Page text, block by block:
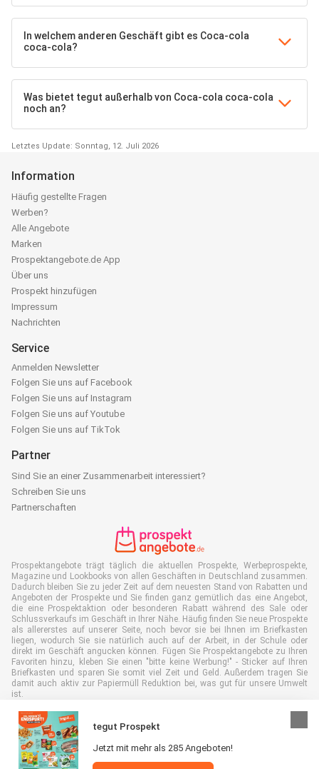
In welchem anderen Geschäft gibt es Coca-cola
coca-cola?
Was bietet tegut außerhalb von Coca-cola coca-cola
noch an?
Letztes Update: Sonntag, 12. Juli 2026
tegut Prospekt
Jetzt mit mehr als 285 Angeboten!
Information
Häufig gestellte Fragen
Werben?
Alle Angebote
Marken
Prospektangebote.de App
Über uns
Prospekt hinzufügen
Impressum
Nachrichten
Service
Anmelden Newsletter
Folgen Sie uns auf Facebook
Folgen Sie uns auf Instagram
Folgen Sie uns auf Youtube
Folgen Sie uns auf TikTok
Partner
Sind Sie an einer Zusammenarbeit interessiert?
Schreiben Sie uns
Partnerschaften
Prospektangebote trägt täglich die aktuellen Prospekte, Werbeprospekte,
Magazine und Lookbooks von allen Geschäften in Deutschland zusammen.
Dadurch bleiben Sie zu jeder Zeit auf dem neuesten Stand von Rabatten und
Angeboten der Prospekte und Sie finden ganz gemütlich das eine Angebot,
die eine Prospektaktion oder besonderen Rabatt während des Sale oder
Schlussverkaufs im Geschäft in Ihrer Nähe. Häufig finden Sie neue Prospekte
als allererstes auf unserer Seite, noch bevor sie bei Ihnen im Briefkasten
liegen, wodurch Sie sie natürlich auch auf der Arbeit, in der Schule oder
direkt im Geschäft angucken können. Fügen Sie Prospektangebote zu Ihren
Favoriten hinzu, kleben Sie einen "bitte keine Werbung!" - Sticker auf Ihren
Briefkasten und sparen Sie somit viel Zeit und Geld. Außerdem tragen Sie
damit auch aktiv zur Papiermüll Reduktion bei, was gut für unsere Umwelt
ist.
Alle Rechte vorbehalten © Prospektangebote.de 2026 |